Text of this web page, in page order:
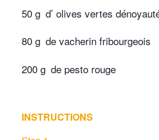
50 g d’ olives vertes
80 g de vacherin fribourgeois
200 g de pesto rouge
INSTRUCTIONS